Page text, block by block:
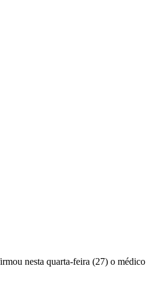
nesta quarta-feira (27) o médico